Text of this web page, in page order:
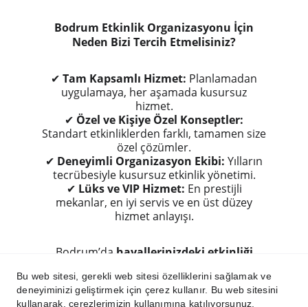
Bodrum Etkinlik Organizasyonu İçin
Neden Bizi Tercih Etmelisiniz?
✔ Tam Kapsamlı Hizmet: Planlamadan
uygulamaya, her aşamada kusursuz
hizmet.
✔ Özel ve Kişiye Özel Konseptler:
Standart etkinliklerden farklı, tamamen size
özel çözümler.
✔ Deneyimli Organizasyon Ekibi: Yılların
tecrübesiyle kusursuz etkinlik yönetimi.
✔ Lüks ve VIP Hizmet: En prestijli
mekanlar, en iyi servis ve en üst düzey
hizmet anlayışı.
Bodrum’da hayallerinizdeki etkinliği
iletişime geçin!
Bu web sitesi, gerekli web sitesi özelliklerini sağlamak ve
deneyiminizi geliştirmek için çerez kullanır. Bu web sitesini
kullanarak, çerezlerimizin kullanımına katılıyorsunuz.